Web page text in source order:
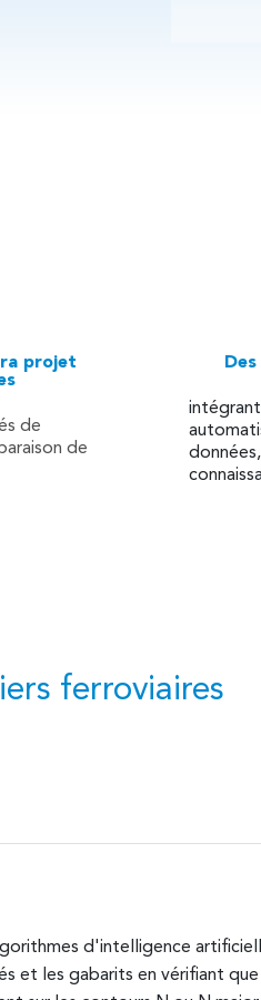
projet
de
de
ferroviaires
d'intelligence
et les gabarits en vérifiant